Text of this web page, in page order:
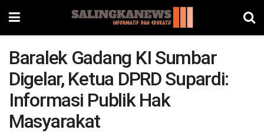
Baralek Gadang KI Sumbar
Digelar, Ketua DPRD Supardi:
Informasi Publik Hak
Masyarakat